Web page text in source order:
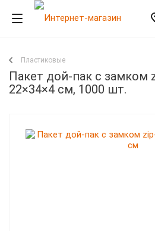
Пластиковые
Пакет дой-пак с замком
22×34×4 cм, 1000 шт.